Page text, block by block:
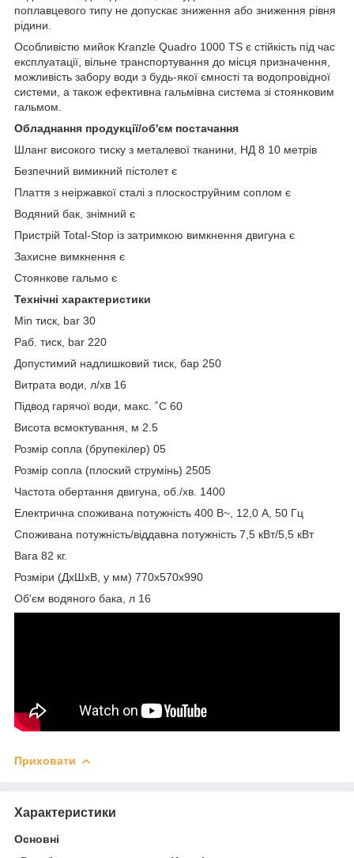
поплавцевого типу не допускає зниження або зниження рівня
рідини.
Особливістю мийок Kranzle Quadro 1000 TS є стійкість під час
експлуатації, вільне транспортування до місця призначення,
можливість забору води з будь-якої ємності та водопровідної
системи, а також ефективна гальмівна система зі стоянковим
гальмом.
Обладнання продукції/об'єм постачання
Шланг високого тиску з металевої тканини, НД 8 10 метрів
Безпечний вимикний пістолет є
Плаття з неіржавкої сталі з плоскоструйним соплом є
Водяний бак, знімний є
Пристрій Total-Stop із затримкою вимкнення двигуна є
Захисне вимкнення є
Стоянкове гальмо є
Технічні характеристики
Min тиск, bar 30
Раб. тиск, bar 220
Допустимий надлишковий тиск, бар 250
Витрата води, л/хв 16
Підвод гарячої води, макс. ˚C 60
Висота всмоктування, м 2.5
Розмір сопла (брупекілер) 05
Розмір сопла (плоский струмінь) 2505
Частота обертання двигуна, об./хв. 1400
Електрична споживана потужність 400 В~, 12,0 А, 50 Гц
Споживана потужність/віддавна потужність 7,5 кВт/5,5 кВт
Вага 82 кг.
Розміри (ДхШхВ, у мм) 770х570х990
Об'єм водяного бака, л 16
Приховати
Характеристики
Основні